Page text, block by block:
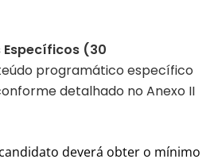
(30
programático específico
detalhado no Anexo II
deverá obter o mínimo